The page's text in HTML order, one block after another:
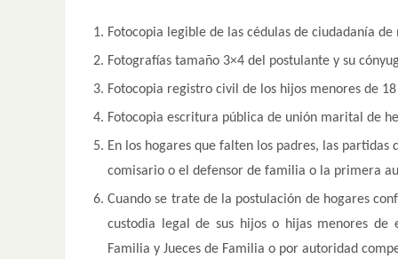
Fotocopia legible de las cédulas de ciudadanía
Fotografías tamaño 3×4 del postulante y su
Fotocopia registro civil de los hijos menores de 18
Fotocopia escritura pública de unión marital de
En los hogares que falten los padres, las
comisario o el defensor de familia o la primera
Cuando se trate de la postulación de hogares
custodia legal de sus hijos o hijas menores de
Familia y Jueces de Familia o por autoridad